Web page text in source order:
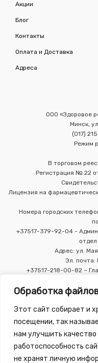
Обработка
Этот сайт собирает и
посещении, так
нам улучшить
работоспособность
не хранят личную
Акции
Блог
Контакты
Оплата и Доставка
Адреса
ООО «Здоровое
Минск,
(017)
Режим
В торговом
Регистрация № 22
Лицензия на
Номера городских
+37517-379-92-04 -
отдел
Адрес: ул.
Эл. почта:
+37517-218-00-82 –